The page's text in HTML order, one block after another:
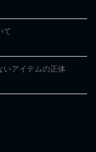
て
いアイテムの正体